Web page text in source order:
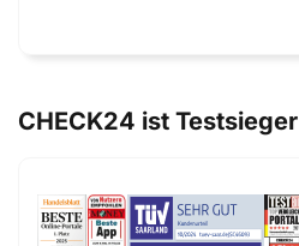
CHECK24 ist Testsieger